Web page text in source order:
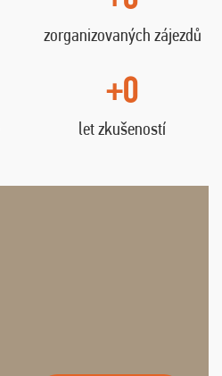
zorganizovaných zájezdů
+0
let zkušeností